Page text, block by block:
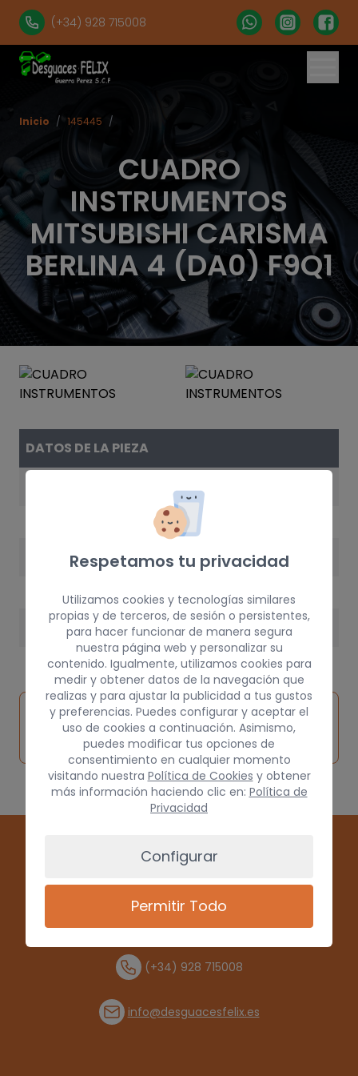
(+34) 928 715008
CUADRO
INSTRUMENTOS
MITSUBISHI CARISMA
BERLINA 4 (DA0) F9Q1
Inicio / 145445 /
DATOS DE LA PIEZA
PESO
Inspeccionar
vehículo de
Solicitar
pieza
Consultar
por
(+34) 928 715008
info@desguacesfelix.es
Respetamos tu privacidad
Utilizamos cookies y tecnologías similares
propias y de terceros, de sesión o persistentes,
para hacer funcionar de manera segura
nuestra página web y personalizar su
contenido. Igualmente, utilizamos cookies para
medir y obtener datos de la navegación que
realizas y para ajustar la publicidad a tus gustos
y preferencias. Puedes configurar y aceptar el
uso de cookies a continuación. Asimismo,
puedes modificar tus opciones de
consentimiento en cualquier momento
visitando nuestra Política de Cookies y obtener
más información haciendo clic en: Política de
Privacidad
Configurar
Permitir Todo